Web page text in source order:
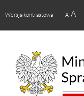
Wersja kontrastowa A A